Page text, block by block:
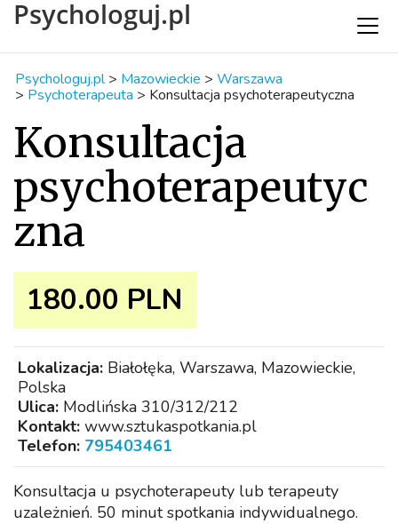
Psychologuj.pl
Psychologuj.pl > Mazowieckie > Warszawa
> Psychoterapeuta > Konsultacja psychoterapeutyczna
Konsultacja
psychoterapeutyc
zna
180.00 PLN
Lokalizacja: Białołęka, Warszawa, Mazowieckie,
Polska
Ulica: Modlińska 310/312/212
Kontakt: www.sztukaspotkania.pl
Telefon: 795403461
Konsultacja u psychoterapeuty lub terapeuty
uzależnień. 50 minut spotkania indywidualnego.